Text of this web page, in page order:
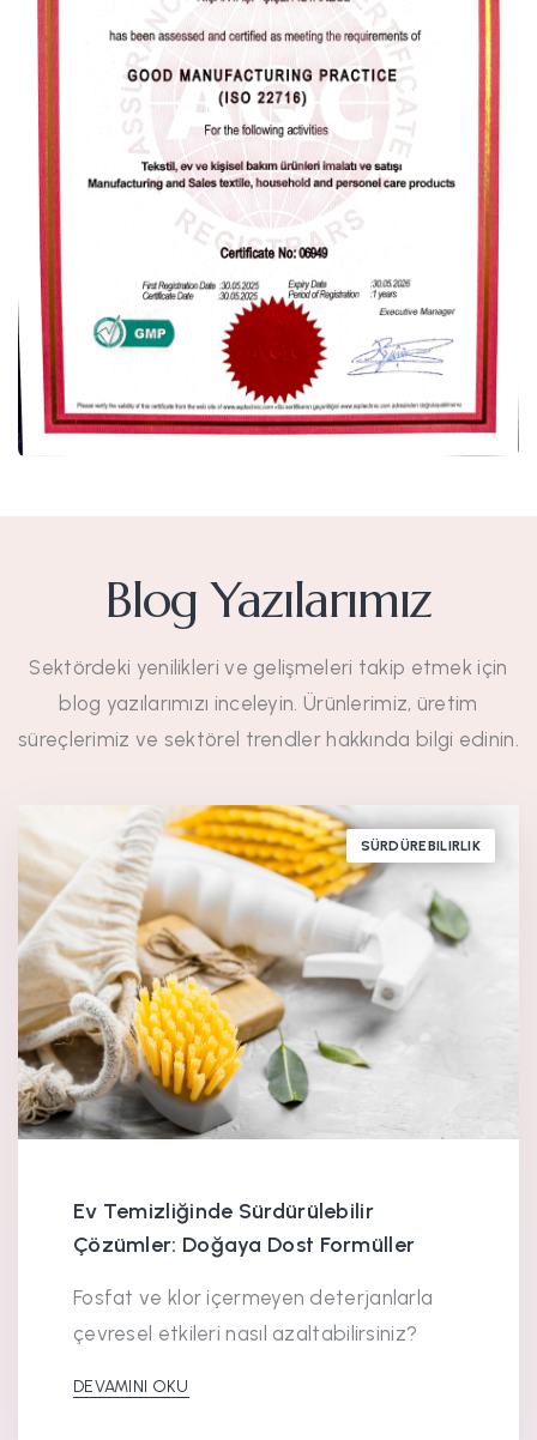
Blog Yazılarımız
Sektördeki yenilikleri ve gelişmeleri takip etmek için
blog yazılarımızı inceleyin. Ürünlerimiz, üretim
süreçlerimiz ve sektörel trendler hakkında bilgi edinin.
SÜRDÜREBILIRLIK
Ev Temizliğinde Sürdürülebilir
Çözümler: Doğaya Dost Formüller
Fosfat ve klor içermeyen deterjanlarla
çevresel etkileri nasıl azaltabilirsiniz?
DEVAMINI OKU